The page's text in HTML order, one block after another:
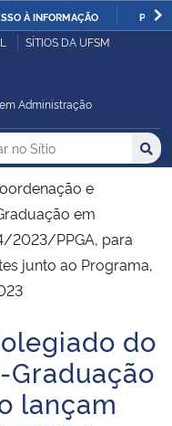
À INFORMAÇÃO
SÍTIOS DA UFSM
Administração
no no Sítio
e
em
2023/PPGA, para
junto ao Programa,
do
Graduação
lançam